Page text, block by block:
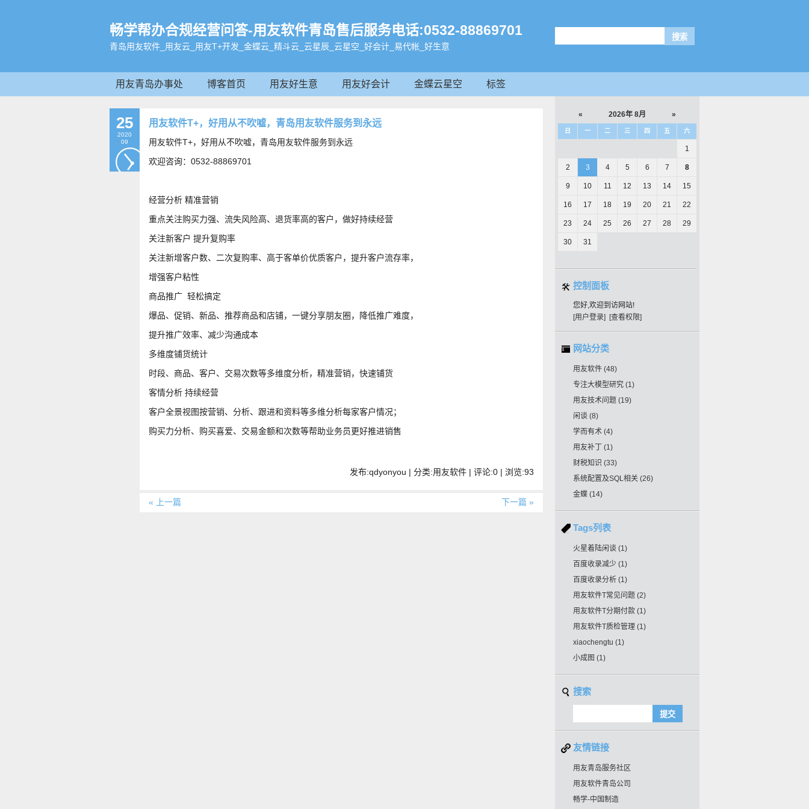
畅学帮办合规经营问答-用友软件青岛售后服务电话:0532-88869701
青岛用友软件_用友云_用友T+开发_金蝶云_精斗云_云星辰_云星空_好会计_易代帐_好生意
用友青岛办事处 博客首页 用友好生意 用友好会计 金蝶云星空 标签
25
2020
09
用友软件T+，好用从不吹嘘，青岛用友软件服务到永远
用友软件T+，好用从不吹嘘，青岛用友软件服务到永远
欢迎咨询：0532-88869701
经营分析 精准营销
重点关注购买力强、流失风险高、退货率高的客户，做好持续经营
关注新客户 提升复购率
关注新增客户数、二次复购率、高于客单价优质客户，提升客户流存率，
增强客户粘性
商品推广 轻松搞定
爆品、促销、新品、推荐商品和店铺，一键分享朋友圈，降低推广难度，
提升推广效率、减少沟通成本
多维度铺货统计
时段、商品、客户、交易次数等多维度分析，精准营销，快速铺货
客情分析 持续经营
客户全景视图按营销、分析、跟进和资料等多维分析每家客户情况；
购买力分析、购买喜爱、交易金额和次数等帮助业务员更好推进销售
发布:qdyonyou | 分类:用友软件 | 评论:0 | 浏览:93
« 上一篇 下一篇 »
« 2026年 8月 »
日 一 二 三 四 五 六
1
2 3 4 5 6 7 8
9 10 11 12 13 14 15
16 17 18 19 20 21 22
23 24 25 26 27 28 29
30 31
控制面板
您好,欢迎到访网站!
[用户登录]
[查看权限]
网站分类
用友软件 (48)
专注大模型研究 (1)
用友技术问题 (19)
闲谈 (8)
学而有术 (4)
用友补丁
(1)
财税知识 (33)
系统配置及SQL相关 (26)
金蝶 (14)
Tags列表
火星着陆闲谈 (1)
百度收录减少 (1)
百度收录分析 (1)
用友软件T常见问题 (2)
用友软件T分期付款 (1)
用友软件T质检管理 (1)
xiaochengtu (1)
小成图 (1)
搜索
友情链接
用友青岛服务社区
用友软件青岛公司
畅学-中国制造